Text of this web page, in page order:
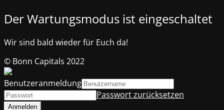
Der Wartungsmodus ist eingeschaltet
Wir sind bald wieder für Euch da!
© Bonn Capitals 2022
Benutzeranmeldung
Passwort zurücksetzen